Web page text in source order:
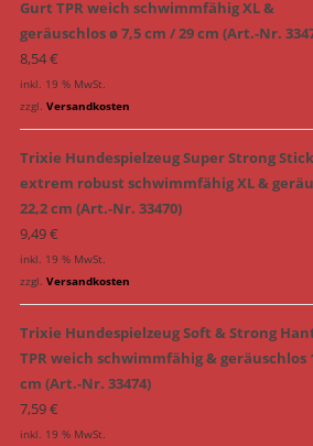
Gurt TPR weich schwimmfähig XL &
geräuschlos ø 7,5 cm / 29 cm (Art.-Nr.
8,54€
inkl. 19 % MwSt.
zzgl. Versandkosten
Trixie Hundespielzeug Super Strong Stick
extrem robust schwimmfähig XL &
22,2 cm (Art.-Nr. 33470)
9,49€
inkl. 19 % MwSt.
zzgl. Versandkosten
Trixie Hundespielzeug Soft & Strong
TPR weich schwimmfähig & geräuschlos
cm (Art.-Nr. 33474)
7,59€
inkl. 19 % MwSt.